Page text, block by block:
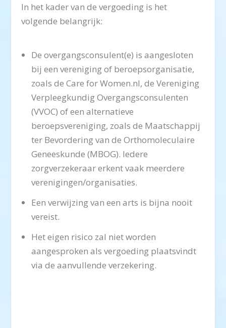
In het kader van de vergoeding is het
volgende belangrijk:
De overgangsconsulent(e) is aangesloten
bij een vereniging of beroepsorganisatie,
zoals de Care for Women.nl, de Vereniging
Verpleegkundig Overgangsconsulenten
(VVOC) of een alternatieve
beroepsvereniging, zoals de Maatschappij
ter Bevordering van de Orthomoleculaire
Geneeskunde (MBOG). Iedere
zorgverzekeraar erkent vaak meerdere
verenigingen/organisaties.
Een verwijzing van een arts is bijna nooit
vereist.
Het eigen risico zal niet worden
aangesproken als vergoeding plaatsvindt
via de aanvullende verzekering.